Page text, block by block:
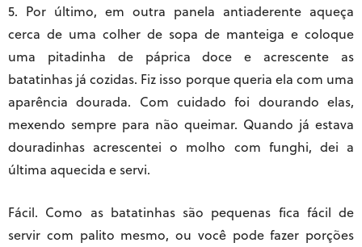
5. Por último, em outra panela antiaderente aqueça
cerca de uma colher de sopa de manteiga e coloque
uma pitadinha de páprica doce e acrescente as
batatinhas já cozidas. Fiz isso porque queria ela com uma
aparência dourada. Com cuidado foi dourando elas,
mexendo sempre para não queimar. Quando já estava
douradinhas acrescentei o molho com funghi, dei a
última aquecida e servi.
Fácil. Como as batatinhas são pequenas fica fácil de
servir com palito mesmo, ou você pode fazer porções